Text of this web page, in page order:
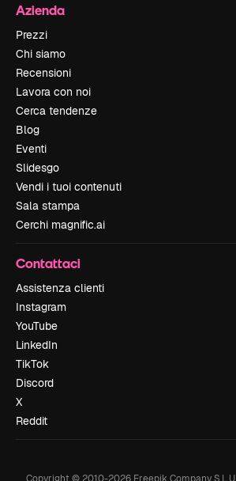
Azienda
Prezzi
Chi siamo
Recensioni
Lavora con noi
Cerca tendenze
Blog
Eventi
Slidesgo
Vendi i tuoi contenuti
Sala stampa
Cerchi magnific.ai
Contattaci
Assistenza clienti
Instagram
YouTube
LinkedIn
TikTok
Discord
X
Reddit
Copyright © 2010-2026Freepik Company S.L.U.